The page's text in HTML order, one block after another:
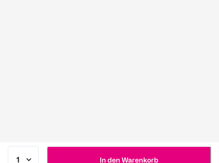
In den Warenkorb